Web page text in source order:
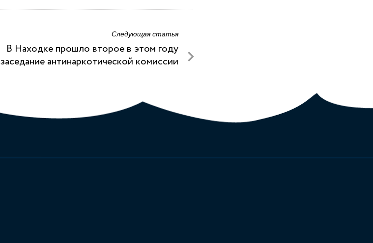
Следующая статья
В Находке прошло второе в этом году
заседание антинаркотической комиссии